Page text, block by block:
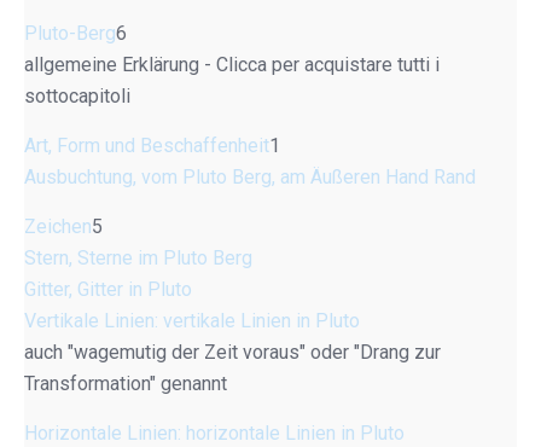
Pluto-Berg6
allgemeine Erklärung - Clicca per acquistare tutti i
sottocapitoli
Art, Form und Beschaffenheit1
Ausbuchtung, vom Pluto Berg, am Äußeren Hand Rand
Zeichen5
Stern, Sterne im Pluto Berg
Gitter, Gitter in Pluto
Vertikale Linien: vertikale Linien in Pluto
auch "wagemutig der Zeit voraus" oder "Drang zur
Transformation" genannt
Horizontale Linien: horizontale Linien in Pluto